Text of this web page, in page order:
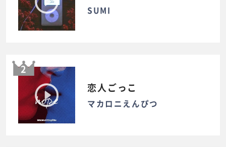
SUMI
2
恋人ごっこ
マカロニえんぴつ